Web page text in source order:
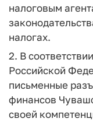
налоговым
налогах.
2. В
Российской
письменные
финансов
своей